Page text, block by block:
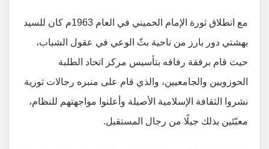
مع انطلاق ثورة الإمام الخميني في العام 1963م كان للسيد
بهشتي دور بارز من ناحية بثّ الوعي في عقول الشباب،
حيث قام برفقة رفاقه بتأسيس مركز اتحاد الطلبة
الحوزويين والجامعيين، والذي قام على منبره رجالات ثورية
نشروا الثقافة الإسلامية الأصيلة وأعلنوا مواجهتهم للنظام،
معبّئين بذلك جيلًا من رجال المستقبل.